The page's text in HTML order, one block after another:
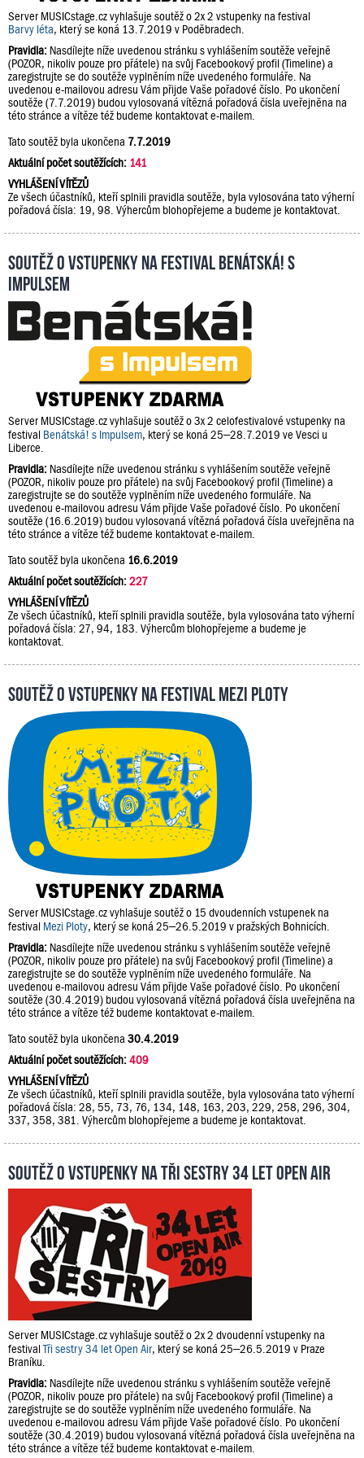
Server MUSICstage.cz vyhlašuje soutěž o 2x 2 vstupenky na festival
Barvy léta, který se koná 13.7.2019 v Poděbradech.
Pravidla: Nasdílejte níže uvedenou stránku s vyhlášením soutěže veřejně
(POZOR, nikoliv pouze pro přátele) na svůj Facebookový profil (Timeline) a
zaregistrujte se do soutěže vyplněním níže uvedeného formuláře. Na
uvedenou e-mailovou adresu Vám přijde Vaše pořadové číslo. Po ukončení
soutěže (7.7.2019) budou vylosovaná vítězná pořadová čísla uveřejněna na
této stránce a vítěze též budeme kontaktovat e-mailem.
Tato soutěž byla ukončena 7.7.2019
Aktuální počet soutěžících: 141
VYHLÁŠENÍ VÍTĚZŮ
Ze všech účastníků, kteří splnili pravidla soutěže, byla vylosována tato výherní
pořadová čísla: 19, 98. Výhercům blohopřejeme a budeme je kontaktovat.
Soutěž o vstupenky na festival Benátská! s
Impulsem
Server MUSICstage.cz vyhlašuje soutěž o 3x 2 celofestivalové vstupenky na
festival Benátská! s Impulsem, který se koná 25–28.7.2019 ve Vesci u
Liberce.
Pravidla: Nasdílejte níže uvedenou stránku s vyhlášením soutěže veřejně
(POZOR, nikoliv pouze pro přátele) na svůj Facebookový profil (Timeline) a
zaregistrujte se do soutěže vyplněním níže uvedeného formuláře. Na
uvedenou e-mailovou adresu Vám přijde Vaše pořadové číslo. Po ukončení
soutěže (16.6.2019) budou vylosovaná vítězná pořadová čísla uveřejněna na
této stránce a vítěze též budeme kontaktovat e-mailem.
Tato soutěž byla ukončena 16.6.2019
Aktuální počet soutěžících:227
VYHLÁŠENÍ VÍTĚZŮ
Ze všech účastníků, kteří splnili pravidla soutěže, byla vylosována tato výherní
pořadová čísla: 27, 94, 183. Výhercům blohopřejeme a budeme je
kontaktovat.
Soutěž o vstupenky na festival Mezi Ploty
Server MUSICstage.cz vyhlašuje soutěž o 15 dvoudenních vstupenek na
festival Mezi Ploty, který se koná 25–26.5.2019 v pražských Bohnicích.
Pravidla: Nasdílejte níže uvedenou stránku s vyhlášením soutěže veřejně
(POZOR, nikoliv pouze pro přátele) na svůj Facebookový profil (Timeline) a
zaregistrujte se do soutěže vyplněním níže uvedeného formuláře. Na
uvedenou e-mailovou adresu Vám přijde Vaše pořadové číslo. Po ukončení
soutěže (30.4.2019) budou vylosovaná vítězná pořadová čísla uveřejněna na
této stránce a vítěze též budeme kontaktovat e-mailem.
Tato soutěž byla ukončena 30.4.2019
Aktuální počet soutěžících:409
VYHLÁŠENÍ VÍTĚZŮ
Ze všech účastníků, kteří splnili pravidla soutěže, byla vylosována tato výherní
pořadová čísla: 28, 55, 73, 76, 134, 148, 163, 203, 229, 258, 296, 304,
337, 358, 381. Výhercům blohopřejeme a budeme je kontaktovat.
Soutěž o vstupenky na Tři sestry 34 let Open Air
Server MUSICstage.cz vyhlašuje soutěž o 2x 2 dvoudenní vstupenky na
festivalTři sestry 34 let Open Air, který se koná 25–26.5.2019 v Praze
Braníku.
Pravidla: Nasdílejte níže uvedenou stránku s vyhlášením soutěže veřejně
(POZOR, nikoliv pouze pro přátele) na svůj Facebookový profil (Timeline) a
zaregistrujte se do soutěže vyplněním níže uvedeného formuláře. Na
uvedenou e-mailovou adresu Vám přijde Vaše pořadové číslo. Po ukončení
soutěže (30.4.2019) budou vylosovaná vítězná pořadová čísla uveřejněna na
této stránce a vítěze též budeme kontaktovat e-mailem.